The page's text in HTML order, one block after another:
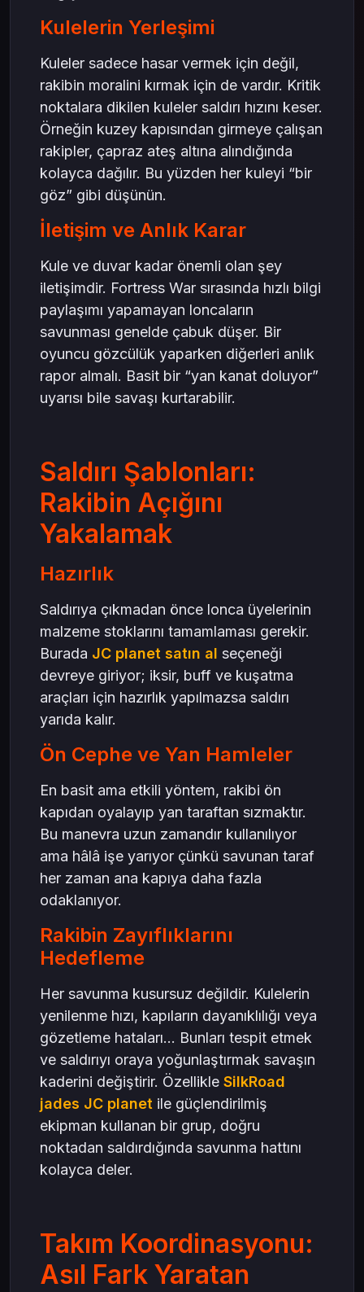
Kulelerin Yerleşimi
Kuleler sadece hasar vermek için değil,
rakibin moralini kırmak için de vardır. Kritik
noktalara dikilen kuleler saldırı hızını keser.
Örneğin kuzey kapısından girmeye çalışan
rakipler, çapraz ateş altına alındığında
kolayca dağılır. Bu yüzden her kuleyi “bir
göz” gibi düşünün.
İletişim ve Anlık Karar
Kule ve duvar kadar önemli olan şey
iletişimdir. Fortress War sırasında hızlı bilgi
paylaşımı yapamayan loncaların
savunması genelde çabuk düşer. Bir
oyuncu gözcülük yaparken diğerleri anlık
rapor almalı. Basit bir “yan kanat doluyor”
uyarısı bile savaşı kurtarabilir.
Saldırı Şablonları:
Rakibin Açığını
Yakalamak
Hazırlık
Saldırıya çıkmadan önce lonca üyelerinin
malzeme stoklarını tamamlaması gerekir.
Burada JC planet satın al seçeneği
devreye giriyor; iksir, buff ve kuşatma
araçları için hazırlık yapılmazsa saldırı
yarıda kalır.
Ön Cephe ve Yan Hamleler
En basit ama etkili yöntem, rakibi ön
kapıdan oyalayıp yan taraftan sızmaktır.
Bu manevra uzun zamandır kullanılıyor
ama hâlâ işe yarıyor çünkü savunan taraf
her zaman ana kapıya daha fazla
odaklanıyor.
Rakibin Zayıflıklarını
Hedefleme
Her savunma kusursuz değildir. Kulelerin
yenilenme hızı, kapıların dayanıklılığı veya
gözetleme hataları… Bunları tespit etmek
ve saldırıyı oraya yoğunlaştırmak savaşın
kaderini değiştirir. Özellikle SilkRoad
jades JC planet ile güçlendirilmiş
ekipman kullanan bir grup, doğru
noktadan saldırdığında savunma hattını
kolayca deler.
Takım Koordinasyonu:
Asıl Fark Yaratan